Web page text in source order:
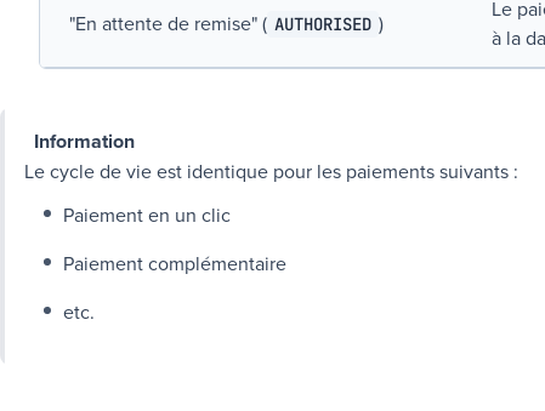
"En attente de remise" ( AUTHORISED )
Le
à la
Information
Le cycle de vie est identique pour les paiements suivants :
Paiement en un clic
Paiement complémentaire
etc.